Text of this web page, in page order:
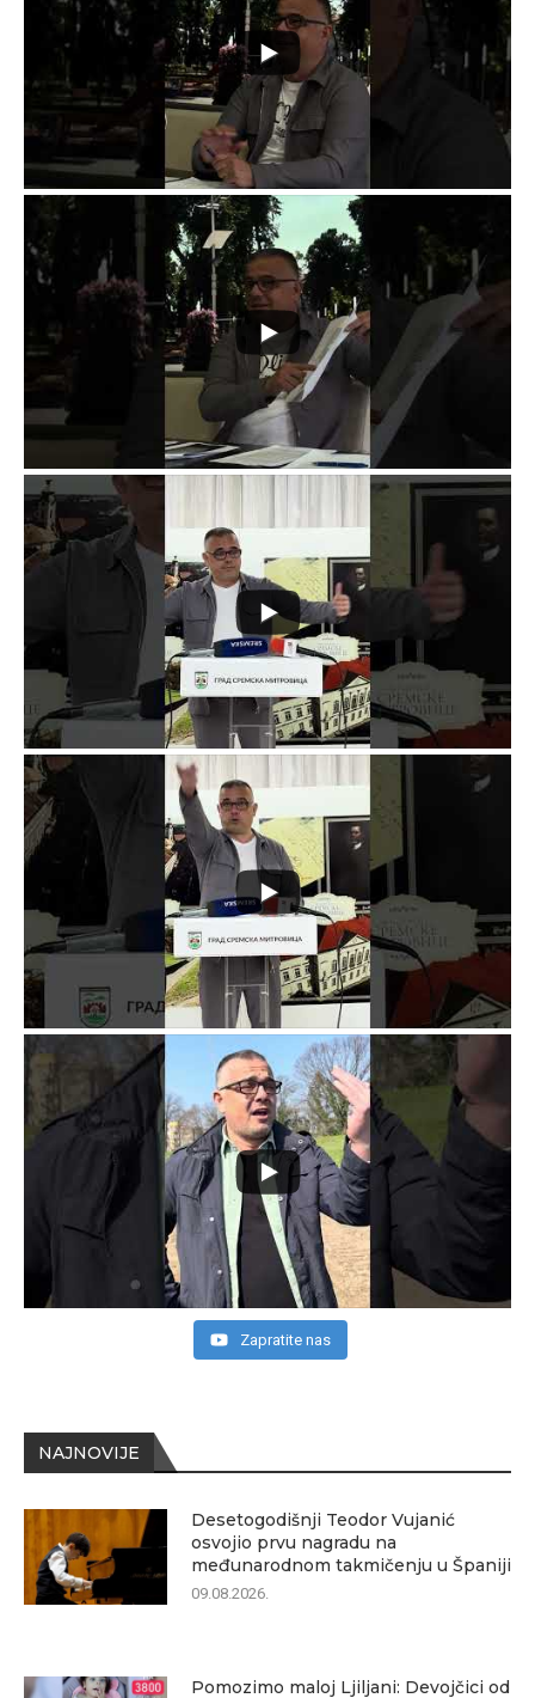
NAJNOVIJE
Desetogodišnji Teodor Vujanić
osvojio prvu nagradu na
međunarodnom takmičenju u Španiji
09.08.2026.
Pomozimo maloj Ljiljani: Devojčici od
Zapratite nas